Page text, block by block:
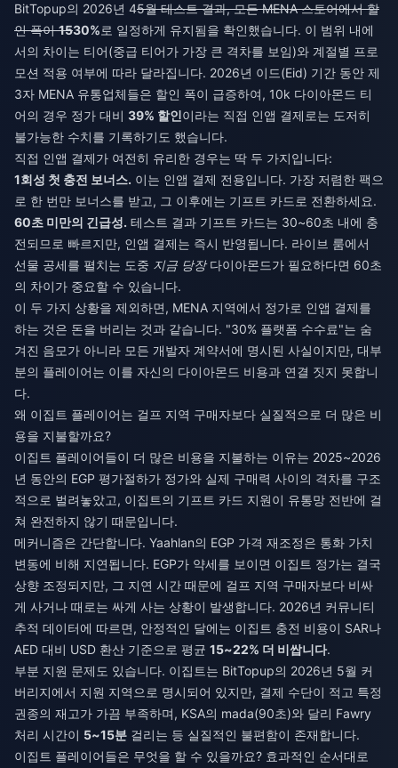
BitTopup의 2026년 45월 테스트 결과, 모든 MENA 스토어에서 할
인 폭이1530%로 일정하게 유지됨을 확인했습니다. 이 범위 내에
서의 차이는 티어(중급 티어가 가장 큰 격차를 보임)와 계절별 프로
모션 적용 여부에 따라 달라집니다. 2026년 이드(Eid) 기간 동안 제
3자 MENA 유통업체들은 할인 폭이 급증하여, 10k 다이아몬드 티
어의 경우 정가 대비 39% 할인이라는 직접 인앱 결제로는 도저히
불가능한 수치를 기록하기도 했습니다.
직접 인앱 결제가 여전히 유리한 경우는 딱 두 가지입니다:
1회성 첫 충전 보너스. 이는 인앱 결제 전용입니다. 가장 저렴한 팩으
로 한 번만 보너스를 받고, 그 이후에는 기프트 카드로 전환하세요.
60초 미만의 긴급성. 테스트 결과 기프트 카드는 30~60초 내에 충
전되므로 빠르지만, 인앱 결제는 즉시 반영됩니다. 라이브 룸에서
선물 공세를 펼치는 도중 지금 당장다이아몬드가 필요하다면 60초
의 차이가 중요할 수 있습니다.
이 두 가지 상황을 제외하면, MENA 지역에서 정가로 인앱 결제를
하는 것은 돈을 버리는 것과 같습니다. "30% 플랫폼 수수료"는 숨
겨진 음모가 아니라 모든 개발자 계약서에 명시된 사실이지만, 대부
분의 플레이어는 이를 자신의 다이아몬드 비용과 연결 짓지 못합니
다.
왜 이집트 플레이어는 걸프 지역 구매자보다 실질적으로 더 많은 비
용을 지불할까요?
이집트 플레이어들이 더 많은 비용을 지불하는 이유는 2025~2026
년 동안의 EGP 평가절하가 정가와 실제 구매력 사이의 격차를 구조
적으로 벌려놓았고, 이집트의 기프트 카드 지원이 유통망 전반에 걸
쳐 완전하지 않기 때문입니다.
메커니즘은 간단합니다. Yaahlan의 EGP 가격 재조정은 통화 가치
변동에 비해 지연됩니다. EGP가 약세를 보이면 이집트 정가는 결국
상향 조정되지만, 그 지연 시간 때문에 걸프 지역 구매자보다 비싸
게 사거나 때로는 싸게 사는 상황이 발생합니다. 2026년 커뮤니티
추적 데이터에 따르면, 안정적인 달에는 이집트 충전 비용이 SAR나
AED 대비 USD 환산 기준으로 평균 15~22% 더 비쌉니다.
부분 지원 문제도 있습니다. 이집트는 BitTopup의 2026년 5월 커
버리지에서 지원 지역으로 명시되어 있지만, 결제 수단이 적고 특정
권종의 재고가 가끔 부족하며, KSA의 mada(90초)와 달리 Fawry
처리 시간이 5~15분 걸리는 등 실질적인 불편함이 존재합니다.
이집트 플레이어들은 무엇을 할 수 있을까요? 효과적인 순서대로